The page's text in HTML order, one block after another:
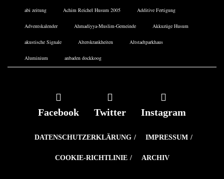
abi zeitung Achim Reichel Husum 2005 Additive Fertigung
Adventskalender Ahmadiyya-Muslim-Gemeinde Akkuzüge Husum
akustische Signale Alterskrankheiten Altstadtparkhaus
Aluminium anbaden dockkoog
Facebook Twitter Instagram
DATENSCHUTZERKLÄRUNG IMPRESSUM
COOKIE-RICHTLINIE ARCHIV